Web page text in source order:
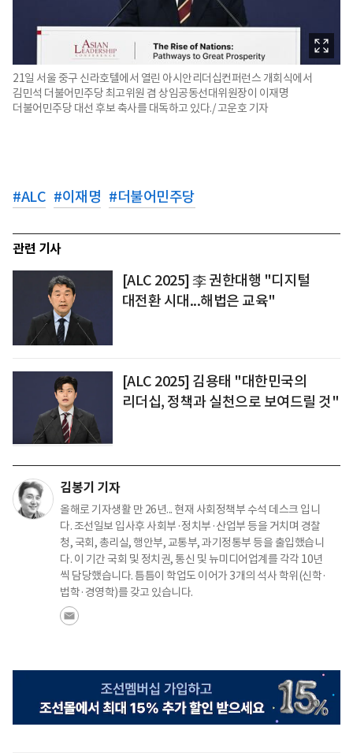
21일 서울 중구 신라호텔에서 열린 아시안리더십컨퍼런스 개회식에서
김민석 더불어민주당 최고위원 겸 상임공동선대위원장이 이재명
더불어민주당 대선 후보 축사를 대독하고 있다./ 고운호 기자
#ALC #이재명 #더불어민주당
관련 기사
[ALC 2025] 李 권한대행 "디지털
대전환 시대...해법은 교육"
[ALC 2025] 김용태 "대한민국의
리더십, 정책과 실천으로 보여드릴 것"
김봉기 기자
올해로 기자생활 만 26년... 현재 사회정책부 수석 데스크 입니
다. 조선일보 입사후 사회부·정치부·산업부 등을 거치며 경찰
청, 국회, 총리실, 행안부, 교통부, 과기정통부 등을 출입했습니
다. 이 기간 국회 및 정치권, 통신 및 뉴미디어업계를 각각 10년
씩 담당했습니다. 틈틈이 학업도 이어가 3개의 석사 학위(신학·
법학·경영학)를 갖고 있습니다.